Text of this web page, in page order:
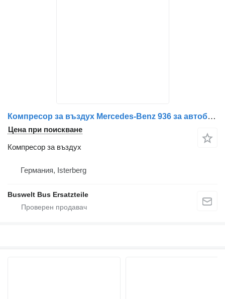
Компресор за въздух Mercedes-Benz 936 за автобус Mercedes-Benz
Цена при поискване
Компресор за въздух
Германия, Isterberg
Buswelt Bus Ersatzteile